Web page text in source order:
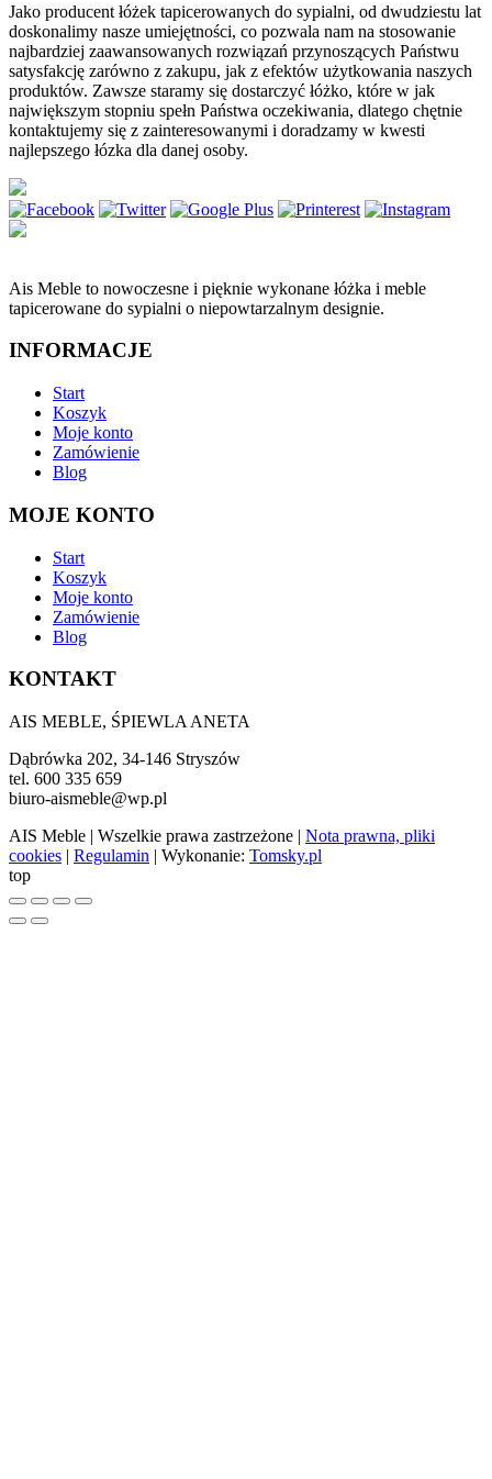
Jako producent łóżek tapicerowanych do sypialni, od dwudziestu lat
doskonalimy nasze umiejętności, co pozwala nam na stosowanie
najbardziej zaawansowanych rozwiązań przynoszących Państwu
satysfakcję zarówno z zakupu, jak z efektów użytkowania naszych
produktów. Zawsze staramy się dostarczyć łóżko, które w jak
największym stopniu spełn Państwa oczekiwania, dlatego chętnie
kontaktujemy się z zainteresowanymi i doradzamy w kwesti
najlepszego łózka dla danej osoby.
Ais Meble to nowoczesne i pięknie wykonane łóżka i meble
tapicerowane do sypialni o niepowtarzalnym designie.
INFORMACJE
Start
Koszyk
Moje konto
Zamówienie
Blog
MOJE KONTO
Start
Koszyk
Moje konto
Zamówienie
Blog
KONTAKT
AIS MEBLE, ŚPIEWLA ANETA
Dąbrówka 202, 34-146 Stryszów
tel. 600 335 659
biuro-aismeble@wp.pl
AIS Meble | Wszelkie prawa zastrzeżone | Nota prawna, pliki
cookies | Regulamin | Wykonanie: Tomsky.pl
top